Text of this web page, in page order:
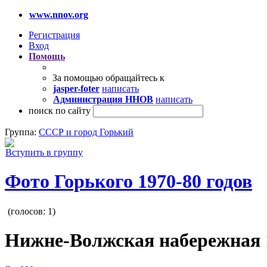
www.nnov.org
Регистрация
Вход
Помощь
За помощью обращайтесь к
jasper-foter написать
Администрация ННОВ написать
поиск по сайту
Группа: СССР и город Горький
Вступить в группу
Фото Горького 1970-80 годов
(голосов: 1)
Нижне-Волжская набережная